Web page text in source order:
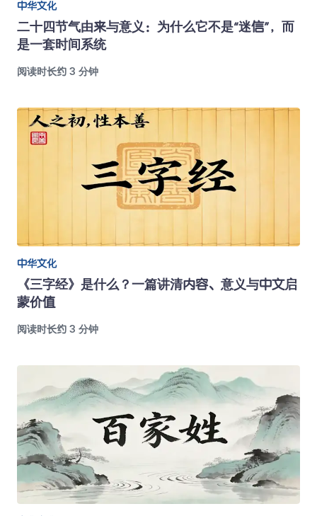
中华文化
二十四节气由来与意义：为什么它不是“迷信”，而
是一套时间系统
阅读时长约 3 分钟
中华文化
《三字经》是什么？一篇讲清内容、意义与中文启
蒙价值
阅读时长约 3 分钟